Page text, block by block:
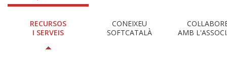
RECURSOS
I SERVEIS
CONEIXEU
SOFTCATALÀ
AMB